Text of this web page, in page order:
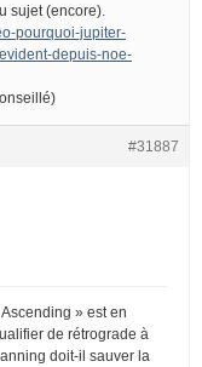
sujet (encore).
pourquoi-jupiter-
depuis-noe-
#31887
» est en
de rétrograde à
doit-il sauver la